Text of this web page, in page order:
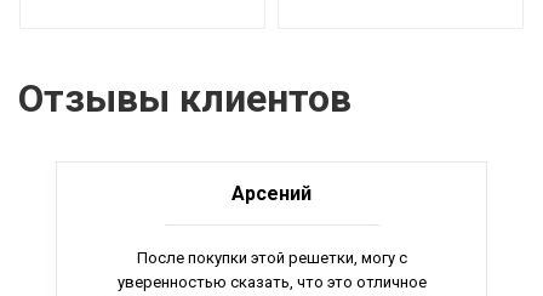
Отзывы клиентов
Арсений
После покупки этой решетки, могу с
уверенностью сказать, что это отличное